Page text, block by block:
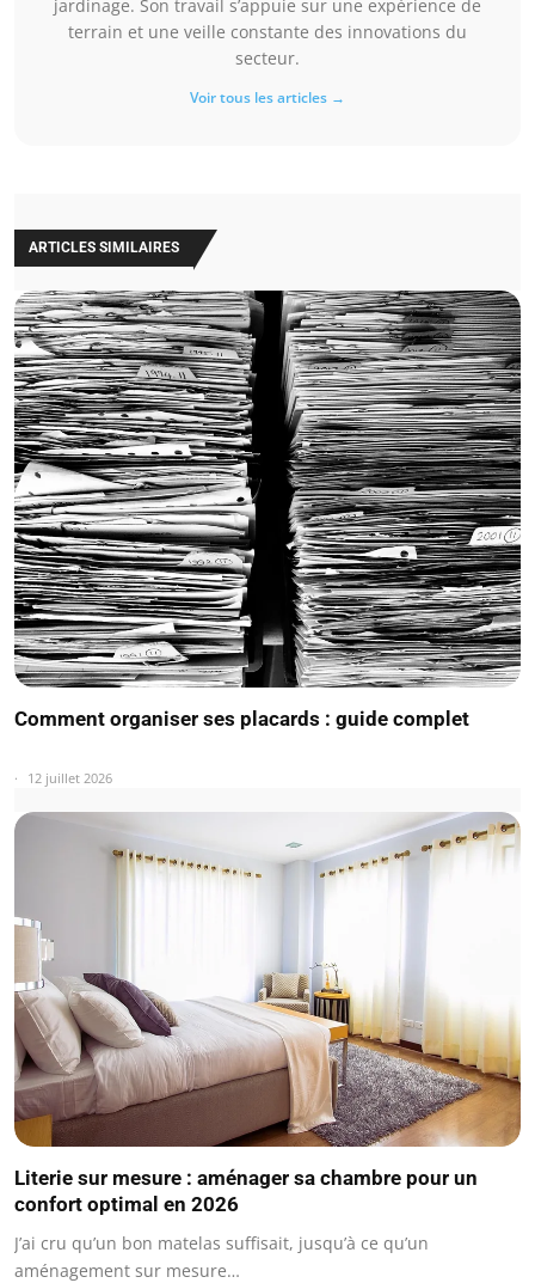
jardinage. Son travail s’appuie sur une expérience de
terrain et une veille constante des innovations du
secteur.
Voir tous les articles →
ARTICLES SIMILAIRES
Comment organiser ses placards : guide complet
12 juillet 2026
Literie sur mesure : aménager sa chambre pour un
confort optimal en 2026
J’ai cru qu’un bon matelas suffisait, jusqu’à ce qu’un
aménagement sur mesure…